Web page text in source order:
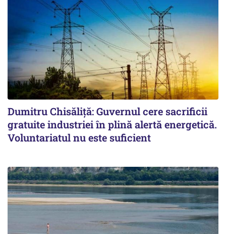
Dumitru Chisăliță: Guvernul cere sacrificii
gratuite industriei în plină alertă energetică.
Voluntariatul nu este suficient